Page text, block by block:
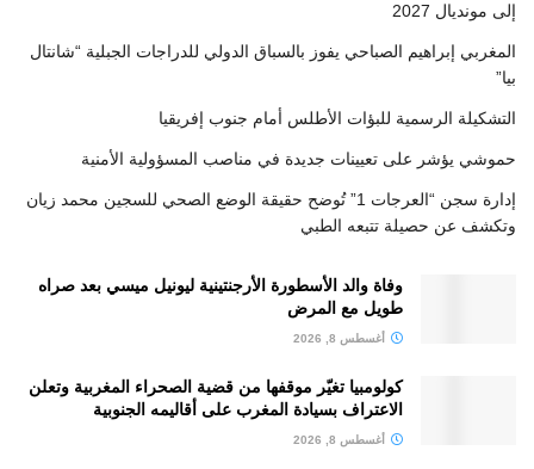
إلى مونديال 2027
المغربي إبراهيم الصباحي يفوز بالسباق الدولي للدراجات الجبلية “شانتال
بيا”
التشكيلة الرسمية للبؤات الأطلس أمام جنوب إفريقيا
حموشي يؤشر على تعيينات جديدة في مناصب المسؤولية الأمنية
إدارة سجن “العرجات 1” تُوضح حقيقة الوضع الصحي للسجين محمد زيان
وتكشف عن حصيلة تتبعه الطبي
وفاة والد الأسطورة الأرجنتينية ليونيل ميسي بعد صراه
طويل مع المرض
أغسطس 8, 2026
كولومبيا تغيّر موقفها من قضية الصحراء المغربية وتعلن
الاعتراف بسيادة المغرب على أقاليمه الجنوبية
أغسطس 8, 2026